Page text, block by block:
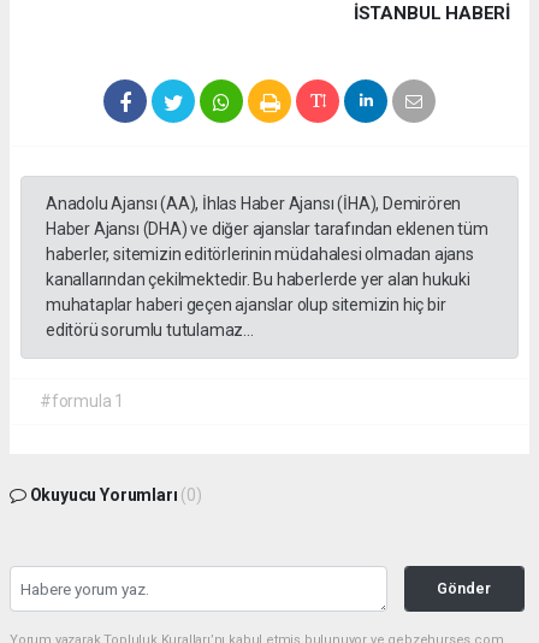
İSTANBUL HABERİ
Anadolu Ajansı (AA), İhlas Haber Ajansı (İHA), Demirören
Haber Ajansı (DHA) ve diğer ajanslar tarafından eklenen tüm
haberler, sitemizin editörlerinin müdahalesi olmadan ajans
kanallarından çekilmektedir. Bu haberlerde yer alan hukuki
muhataplar haberi geçen ajanslar olup sitemizin hiç bir
editörü sorumlu tutulamaz...
#formula 1
Okuyucu Yorumları (0)
Gönder
Yorum yazarak Topluluk Kuralları’nı kabul etmiş bulunuyor ve gebzehurses.com